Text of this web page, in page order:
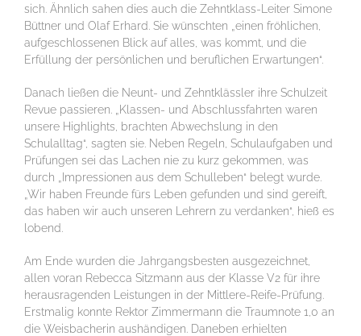
sich. Ähnlich sahen dies auch die Zehntklass-Leiter Simone
Büttner und Olaf Erhard. Sie wünschten „einen fröhlichen,
aufgeschlossenen Blick auf alles, was kommt, und die
Erfüllung der persönlichen und beruflichen Erwartungen“.
Danach ließen die Neunt- und Zehntklässler ihre Schulzeit
Revue passieren. „Klassen- und Abschlussfahrten waren
unsere Highlights, brachten Abwechslung in den
Schulalltag“, sagten sie. Neben Regeln, Schulaufgaben und
Prüfungen sei das Lachen nie zu kurz gekommen, was
durch „Impressionen aus dem Schulleben“ belegt wurde.
„Wir haben Freunde fürs Leben gefunden und sind gereift,
das haben wir auch unseren Lehrern zu verdanken“, hieß es
lobend.
Am Ende wurden die Jahrgangsbesten ausgezeichnet,
allen voran Rebecca Sitzmann aus der Klasse V2 für ihre
herausragenden Leistungen in der Mittlere-Reife-Prüfung.
Erstmalig konnte Rektor Zimmermann die Traumnote 1,0 an
die Weisbacherin aushändigen. Daneben erhielten